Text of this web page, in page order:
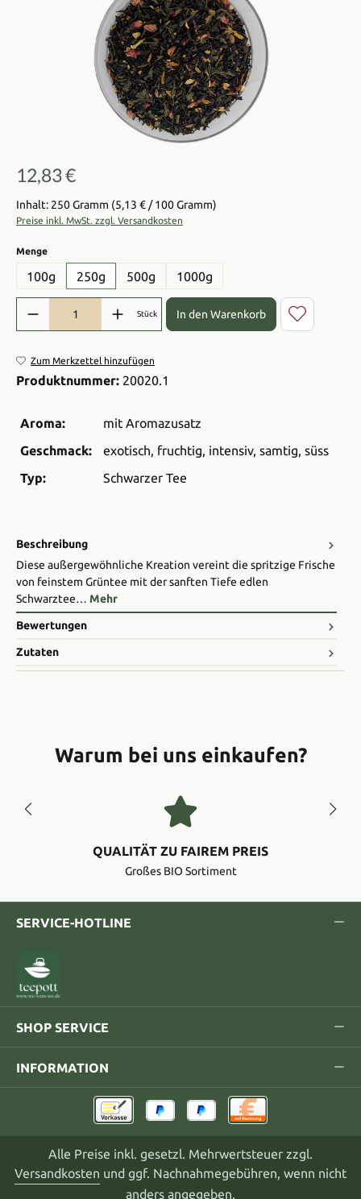
Regulärer Preis:
12,83 €
Inhalt: 250 Gramm (5,13 € / 100 Gramm)
Preise inkl. MwSt. zzgl. Versandkosten
Mengeauswählen
100g 250g 500g 1000g
Produkt Anzahl: Gib den gewünschten Wert ein oder benutze die
Stück In den Warenkorb
Zum Merkzettel hinzufügen
Produktnummer: 20020.1
Aroma:
mit Aromazusatz
Geschmack:
exotisch, fruchtig, intensiv, samtig, süss
Typ:
Schwarzer Tee
Beschreibung
Diese außergewöhnliche Kreation vereint die spritzige Frische
von feinstem Grüntee mit der sanften Tiefe edlen
Schwarztee… Mehr
Bewertungen
Zutaten
Warum bei uns einkaufen?
QUALITÄT ZU FAIREM PREIS
Großes BIO Sortiment
SERVICE-HOTLINE
SHOP SERVICE
INFORMATION
Alle Preise inkl. gesetzl. Mehrwertsteuer zzgl.
Versandkosten und ggf. Nachnahmegebühren, wenn nicht
anders angegeben.